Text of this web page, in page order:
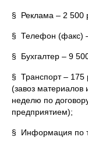
§ Реклама – 2 500
§ Телефон (факс)
§ Бухгалтер – 9
§ Транспорт – 175
(завоз материалов
неделю по
предприятием);
§ Информация по